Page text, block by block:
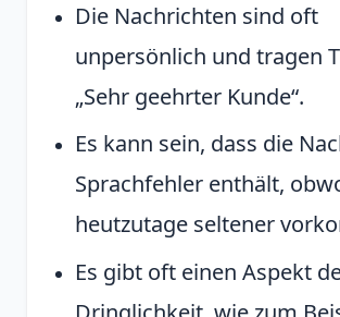
Die Nachrichten sind oft
unpersönlich und tragen
„Sehr geehrter Kunde“.
Es kann sein, dass die
Sprachfehler enthält,
heutzutage seltener
Es gibt oft einen Aspekt